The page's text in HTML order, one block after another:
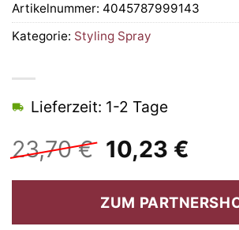
23,70€
Preis
war:
23,70 €
10,23 €
ist:
Lieferzeit: 1-2 Tage
ZUM
Artikelnummer: 4045787999143
Kategorie: Styling Spray